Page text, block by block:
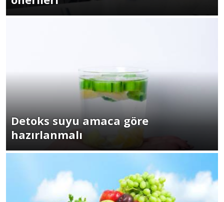
Detoks suyu amaca göre
hazırlanmalı